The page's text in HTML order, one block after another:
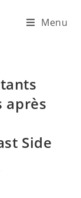
Menu
après
Side